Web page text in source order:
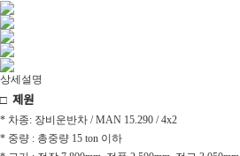
상세설명
□ 제원
* 차종: 장비운반차 / MAN 15.290 / 4x2
* 중량 : 총중량 15 ton 이하